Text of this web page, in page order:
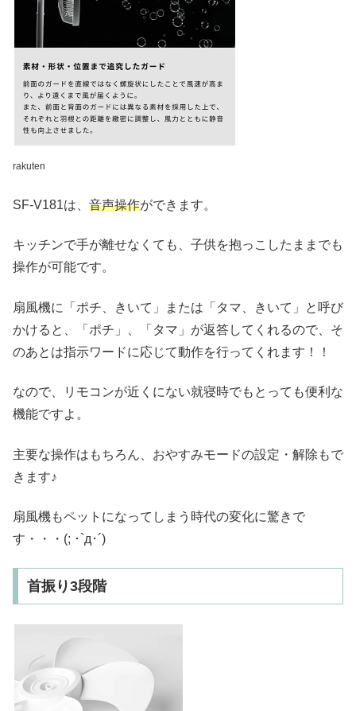
rakuten
SF-V181は、 音声操作ができます。
キッチンで手が離せなくても、子供を抱っこしたままでも
操作が可能です。
扇風機に「ポチ、きいて」または「タマ、きいて」と呼び
かけると、「ポチ」、「タマ」が返答してくれるので、そ
のあとは指示ワードに応じて動作を行ってくれます！！
なので、リモコンが近くにない就寝時でもとっても便利な
機能ですよ。
主要な操作はもちろん、おやすみモードの設定・解除もで
きます♪
扇風機もペットになってしまう時代の変化に驚きで
す・・・(; ･`д･´)
首振り3段階